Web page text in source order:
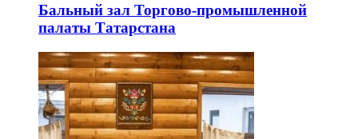
Бальный зал Торгово-промышленной
палаты Татарстана